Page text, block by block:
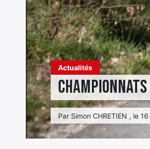
Actualités
Par Simon CHRETIEN , le